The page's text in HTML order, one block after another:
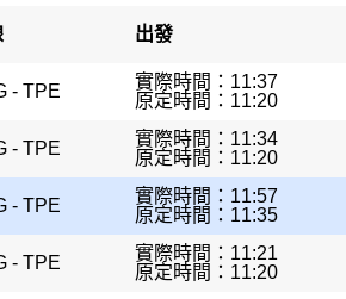
出發
- TPE
實際時間：11:37
原定時間：11:20
- TPE
實際時間：11:34
原定時間：11:20
- TPE
實際時間：11:57
原定時間：11:35
- TPE
實際時間：11:21
原定時間：11:20